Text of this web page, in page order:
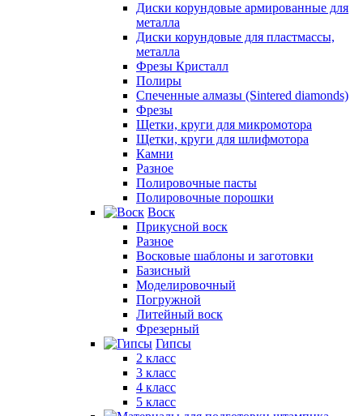
Диски корундовые армированные для
металла
Диски корундовые для пластмассы,
металла
Фрезы Кристалл
Полиры
Спеченные алмазы (Sintered diamonds)
Фрезы
Щетки, круги для микромотора
Щетки, круги для шлифмотора
Камни
Разное
Полировочные пасты
Полировочные порошки
Воск
Прикусной воск
Разное
Восковые шаблоны и заготовки
Базисный
Моделировочный
Погружной
Литейный воск
Фрезерный
Гипсы
2 класс
3 класс
4 класс
5 класс